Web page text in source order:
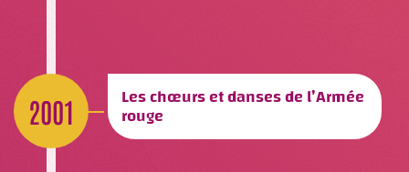
2001 Les chœurs et danses de l’Armée
rouge